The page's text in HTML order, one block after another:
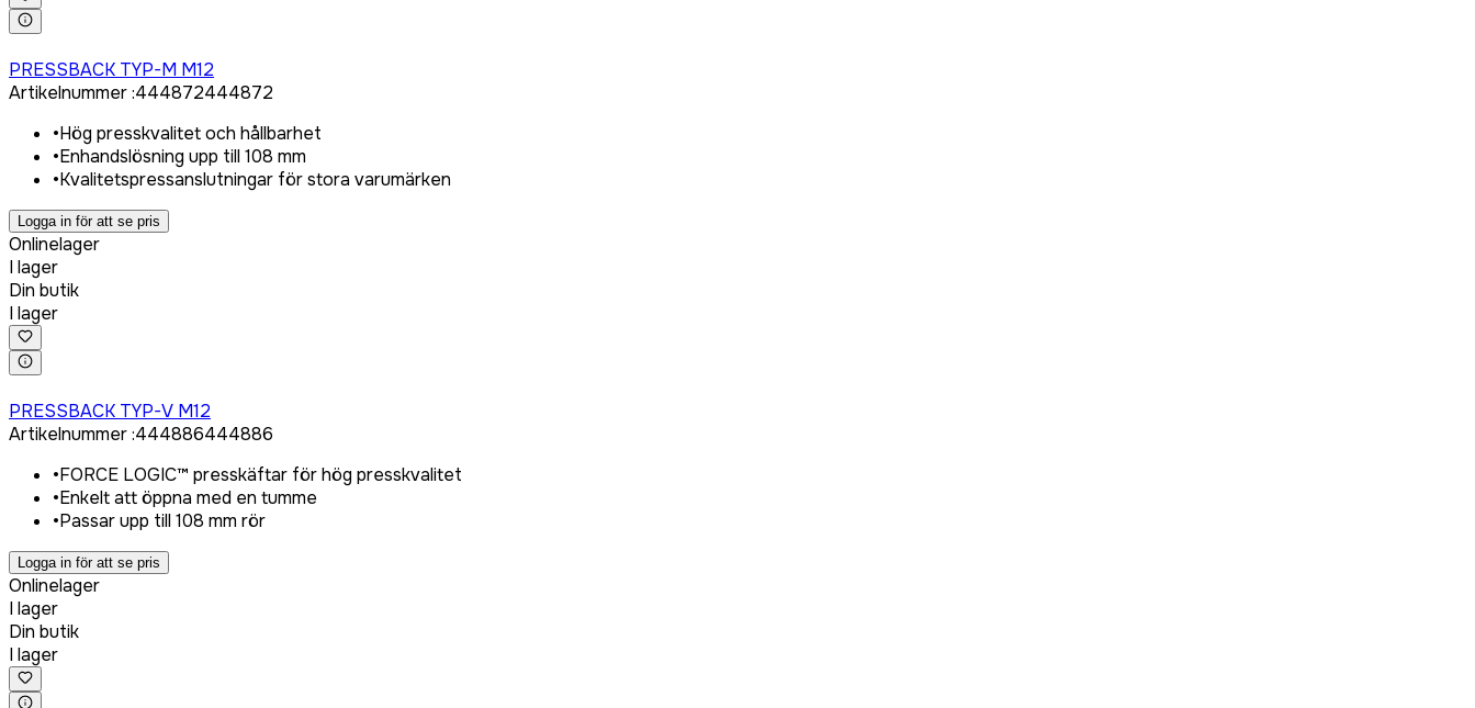
PRESSBACK TYP-M M12
Artikelnummer:444872444872
•Hög presskvalitet och hållbarhet
•Enhandslösning upp till 108 mm
•Kvalitetspressanslutningar för stora varumärken
Logga in för att se pris
Onlinelager
I lager
Din butik
I lager
PRESSBACK TYP-V M12
Artikelnummer:444886444886
•FORCE LOGIC™ presskäftar för hög presskvalitet
•Enkelt att öppna med en tumme
•Passar upp till 108 mm rör
Logga in för att se pris
Onlinelager
I lager
Din butik
I lager